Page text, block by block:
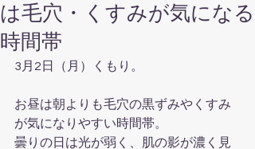
は毛穴・くすみが気になる
時間帯
3月2日（月）くもり。
お昼は朝よりも毛穴の黒ずみやくすみ
が気になりやすい時間帯。
曇りの日は光が弱く、肌の影が濃く見